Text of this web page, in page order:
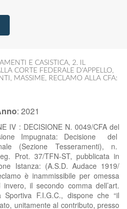
E CASISTICA, 2. IL
CORTE FEDERALE D'APPELLO,
, MASSIME, RECLAMO ALLA CFA:
: 2021
IV : DECISIONE N. 0049/CFA del
Impugnata: Decisione del
(Sezione Tesseramenti), n.
Prot. 37/TFN-ST, pubblicata in
Istanza: (A.S.D. Audace 1919/
è inammissibile per omessa
il secondo comma dell’art.
F.I.G.C., dispone che “il
unitamente al contributo, presso